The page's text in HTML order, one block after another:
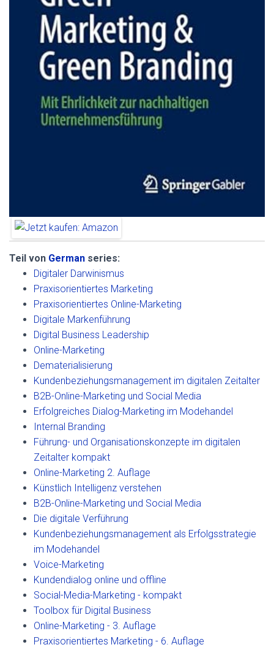
Teil von German series:
Digitaler Darwinismus
Praxisorientiertes Marketing
Praxisorientiertes Online-Marketing
Digitale Markenführung
Digital Business Leadership
Online-Marketing
Dematerialisierung
Kundenbeziehungsmanagement im digitalen Zeitalter
B2B-Online-Marketing und Social Media
Erfolgreiches Dialog-Marketing im Modehandel
Internal Branding
Führung- und Organisationskonzepte im digitalen
Zeitalter kompakt
Online-Marketing 2. Auflage
Künstlich Intelligenz verstehen
B2B-Online-Marketing und Social Media
Die digitale Verführung
Kundenbeziehungsmanagement als Erfolgsstrategie
im Modehandel
Voice-Marketing
Kundendialog online und offline
Social-Media-Marketing - kompakt
Toolbox für Digital Business
Online-Marketing - 3. Auflage
Praxisorientiertes Marketing - 6. Auflage